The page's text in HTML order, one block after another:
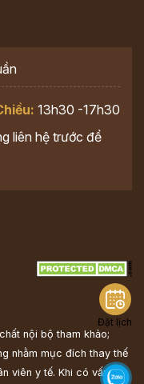
13h30 -17h30
liên hệ trước để
nội bộ tham khảo;
nhằm mục đích thay thế
viên y tế. Khi có vấn đề
Đặt lịch